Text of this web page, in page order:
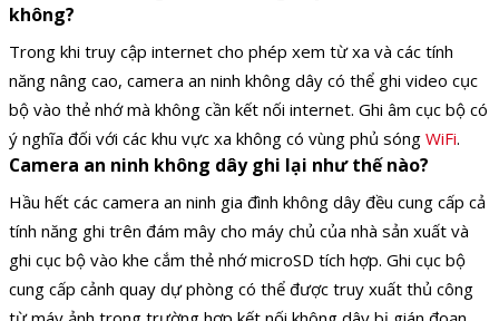
không?
Trong khi truy cập internet cho phép xem từ xa và các tính
năng nâng cao, camera an ninh không dây có thể ghi video cục
bộ vào thẻ nhớ mà không cần kết nối internet. Ghi âm cục bộ có
ý nghĩa đối với các khu vực xa không có vùng phủ sóng WiFi.
Camera an ninh không dây ghi lại như thế nào?
Hầu hết các camera an ninh gia đình không dây đều cung cấp cả
tính năng ghi trên đám mây cho máy chủ của nhà sản xuất và
ghi cục bộ vào khe cắm thẻ nhớ microSD tích hợp. Ghi cục bộ
cung cấp cảnh quay dự phòng có thể được truy xuất thủ công